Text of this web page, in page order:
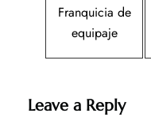
Franquicia de
equipaje
Leave a Reply